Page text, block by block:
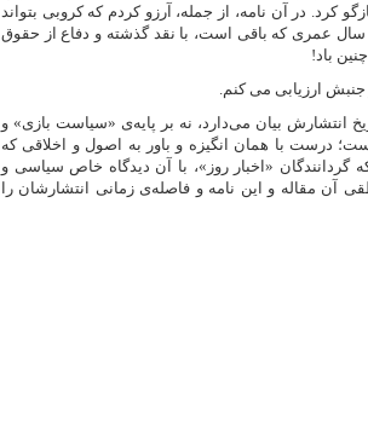
کرد. در آن نامه، از جمله، آرزو کردم که کروبی بتواند
سال عمری که باقی است، با نقد گذشته و دفاع از حقوق
باد!
جنبش ارزیابی می کنم.
انتشارش بیان می‌دارد، نه بر پایه‌ی «سیاست بازی» و
درست با همان انگیزه و باور به اصول و اخلاقی که
گردانندگان «اخبار روز»، با آن دیدگاه خاص سیاسی و
آن مقاله و این نامه و فاصله‌ی زمانی انتشارشان را